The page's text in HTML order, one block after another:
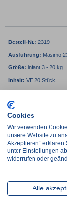
2319
Masimo
infant 3 - 20 kg
VE 20 Stück
Lieferzeit ca. 2-
im Zulauf,
Cookies
Wir verwenden
unsere Website zu
Akzeptieren“
unter Einstellungen
widerrufen oder
Alle